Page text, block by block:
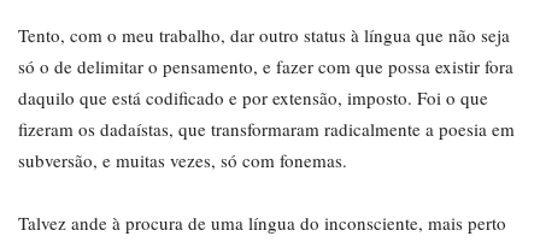
Tento, com o meu trabalho, dar outro status à língua que não seja
só o de delimitar o pensamento, e fazer com que possa existir fora
daquilo que está codificado e por extensão, imposto. Foi o que
fizeram os dadaístas, que transformaram radicalmente a poesia em
subversão, e muitas vezes, só com fonemas.
Talvez ande à procura de uma língua do inconsciente, mais perto